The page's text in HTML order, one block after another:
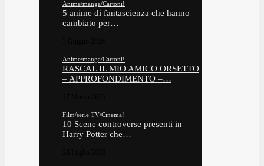
Anime/manga/Cartoni!
5 anime di fantascienza che hanno
cambiato per…
Anime/manga/Cartoni!
RASCAL IL MIO AMICO ORSETTO
– APPROFONDIMENTO –…
Film/serie TV/Cinema!
10 Scene controverse presenti in
Harry Potter che…